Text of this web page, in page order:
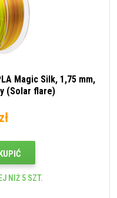
Magic Silk, 1,75 mm,
(Solar flare)
NIŻ 5 SZT.